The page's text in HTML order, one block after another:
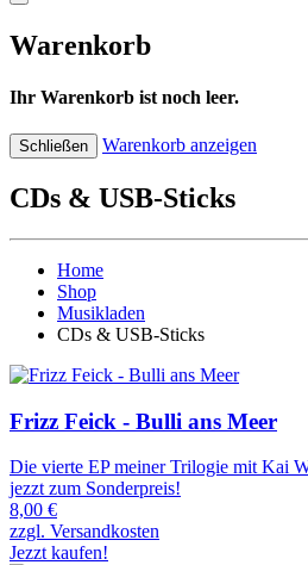
Warenkorb
Ihr Warenkorb ist noch leer.
Schließen Warenkorb anzeigen
CDs & USB-Sticks
Home
Shop
Musikladen
CDs & USB-Sticks
Frizz Feick - Bulli ans Meer
Die vierte EP meiner Trilogie mit Kai
jezzt zum Sonderpreis!
8,00 €
zzgl. Versandkosten
Jezzt kaufen!